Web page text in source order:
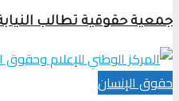
جمعية حقوقية تطالب
حقوق الإنسان